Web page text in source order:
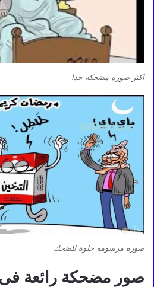
اكتر صوره مضحكه جدا
صوره مرسومه حلوة للضحك
صور مضحكة رائعة